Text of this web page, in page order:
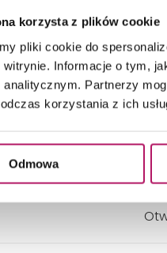
korzysta z plików cookie
pliki cookie do
witrynie. Informacje o tym,
analitycznym. Partnerzy
korzystania z ich
Odmowa
Dokładny
Dokładny